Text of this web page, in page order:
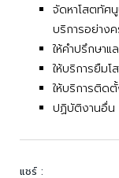
จัดหาโสตทัศนู
บริการอย่าง
ให้คำปรึกษาแ
ให้บริการยืม
ให้บริการติด
ปฏิบัติงานอื่น
แชร์ :